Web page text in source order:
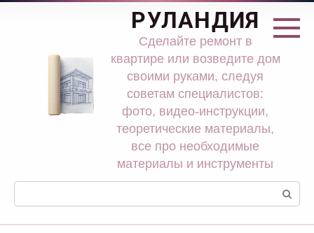
Перейти
РУЛАНДИЯ
Сделайте ремонт в
квартире или возведите дом
своими руками, следуя
советам специалистов:
фото, видео-инструкции,
теоретические материалы,
все про необходимые
материалы и инструменты
Поиск: